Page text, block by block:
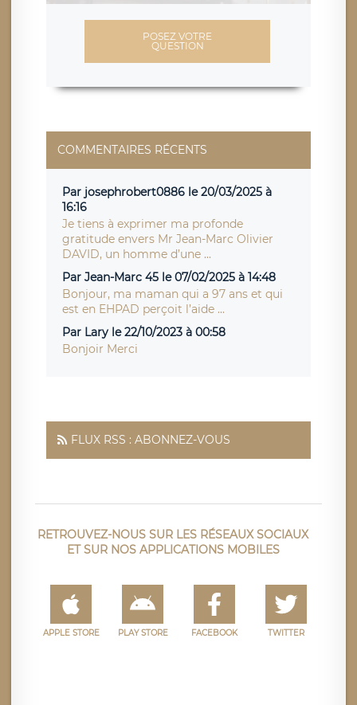
POSEZ VOTRE
QUESTION
COMMENTAIRES RÉCENTS
Par josephrobert0886 le 20/03/2025 à
16:16
Je tiens à exprimer ma profonde
gratitude envers Mr Jean-Marc Olivier
DAVID, un homme d’une ...
Par Jean-Marc 45 le 07/02/2025 à 14:48
Bonjour, ma maman qui a 97 ans et qui
est en EHPAD perçoit l’aide ...
Par Lary le 22/10/2023 à 00:58
Bonjoir Merci
FLUX RSS : ABONNEZ-VOUS
RETROUVEZ-NOUS SUR LES RÉSEAUX SOCIAUX
ET SUR NOS APPLICATIONS MOBILES
APPLE STORE PLAY STORE FACEBOOK TWITTER